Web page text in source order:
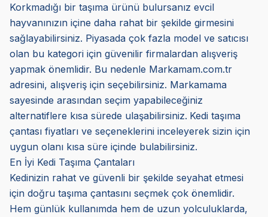
Korkmadığı bir taşıma ürünü bulursanız evcil
hayvanınızın içine daha rahat bir şekilde girmesini
sağlayabilirsiniz. Piyasada çok fazla model ve satıcısı
olan bu kategori için güvenilir firmalardan alışveriş
yapmak önemlidir. Bu nedenle Markamam.com.tr
adresini, alışveriş için seçebilirsiniz. Markamama
sayesinde arasından seçim yapabileceğiniz
alternatiflere kısa sürede ulaşabilirsiniz. Kedi taşıma
çantası fiyatları ve seçeneklerini inceleyerek sizin için
uygun olanı kısa süre içinde bulabilirsiniz.
En İyi Kedi Taşıma Çantaları
Kedinizin rahat ve güvenli bir şekilde seyahat etmesi
için doğru taşıma çantasını seçmek çok önemlidir.
Hem günlük kullanımda hem de uzun yolculuklarda,